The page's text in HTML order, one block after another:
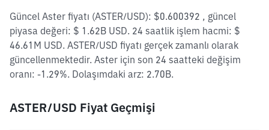
Güncel Aster fiyatı (ASTER/USD): $0.600392 , güncel
piyasa değeri: $ 1.62B USD. 24 saatlik işlem hacmi: $
46.61M USD. ASTER/USD fiyatı gerçek zamanlı olarak
güncellenmektedir. Aster için son 24 saatteki değişim
oranı: -1.29%. Dolaşımdaki arz: 2.70B.
ASTER/USD Fiyat Geçmişi